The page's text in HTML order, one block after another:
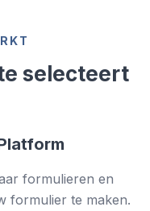
selecteert
formulieren en
formulier te maken.